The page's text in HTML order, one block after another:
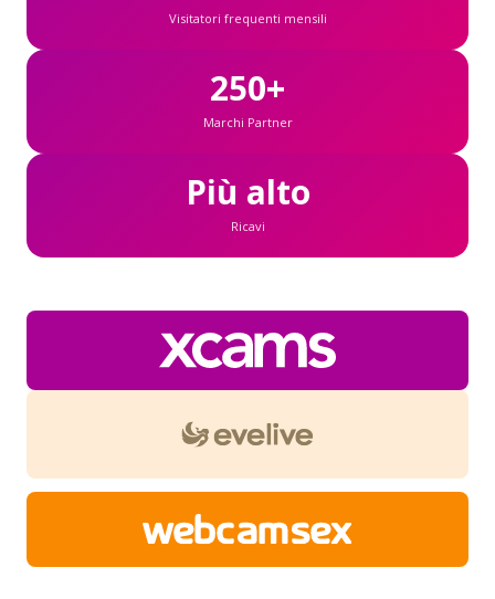
Visitatori frequenti mensili
250+
Marchi Partner
Più alto
Ricavi